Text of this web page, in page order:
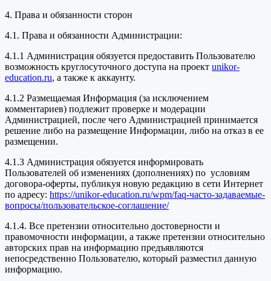
4. Права и обязанности сторон
4.1. Права и обязанности Администрации:
4.1.1 Администрация обязуется предоставить Пользователю
возможность круглосуточного доступа на проект unikor-
education.ru, а также к аккаунту.
4.1.2 Размещаемая Информация (за исключением
комментариев) подлежит проверке и модерации
Администрацией, после чего Администрацией принимается
решение либо на размещение Информации, либо на отказ в ее
размещении.
4.1.3 Администрация обязуется информировать
Пользователей об изменениях (дополнениях) по условиям
договора-оферты, публикуя новую редакцию в сети Интернет
по адресу: https://unikor-education.ru/wpm/faq-часто-задаваемые-
вопросы/пользовательское-соглашение/
4.1.4. Все претензии относительно достоверности и
правомочности информации, а также претензии относительно
авторских прав на информацию предъявляются
непосредственно Пользователю, который разместил данную
информацию.